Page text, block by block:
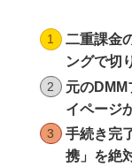
二重課金
ングで切
元のDMM
イページ
手続き完
携」を絶